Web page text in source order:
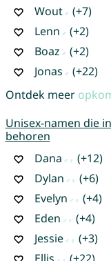
Wout
(+7)
Lenn
(+2)
Boaz
(+2)
Jonas
(+22)
Ontdek meer
Unisex-namen die
behoren
Dana
(+12)
Dylan
(+6)
Evelyn
(+4)
Eden
(+4)
Jessie
(+3)